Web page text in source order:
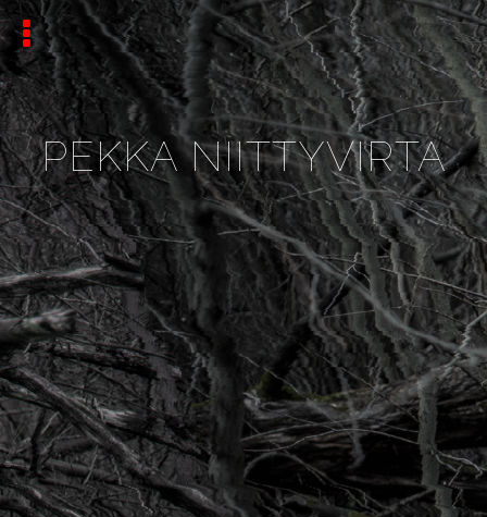
PEKKA NIITTYVIRTA